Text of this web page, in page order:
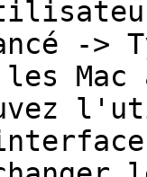
->
les